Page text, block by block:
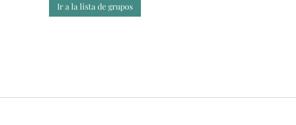
Ir a la lista de grupos